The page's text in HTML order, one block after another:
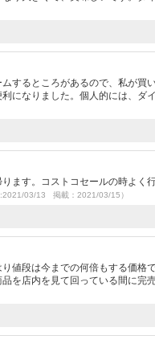
するところがあるので、私が買
になりました。個人的には、ダ
ます。コストコセールの時よく
:2021/03/13 掲載：2021/03/15）
値段は今までの何倍もする価格
を店内を見て回っている間に完